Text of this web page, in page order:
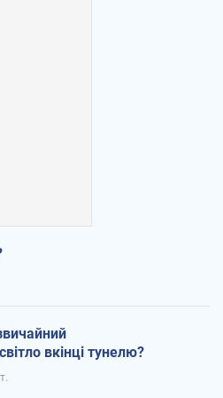
вкінці тунелю?